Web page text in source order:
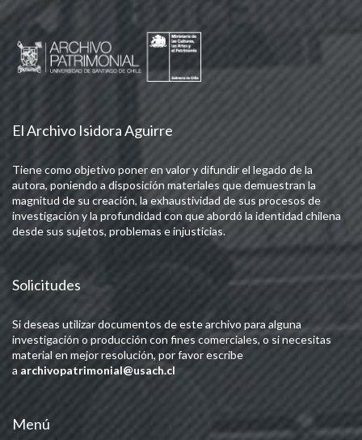
El Archivo Isidora Aguirre
Tiene como objetivo poner en valor y difundir el legado de la
autora, poniendo a disposición materiales que demuestran la
magnitud de su creación, la exhaustividad de sus procesos de
investigación y la profundidad con que abordó la identidad chilena
desde sus sujetos, problemas e injusticias.
Solicitudes
Si deseas utilizar documentos de este archivo para alguna
investigación o producción con fines comerciales, o si necesitas
material en mejor resolución, por favor escribe
a archivopatrimonial@usach.cl
Menú